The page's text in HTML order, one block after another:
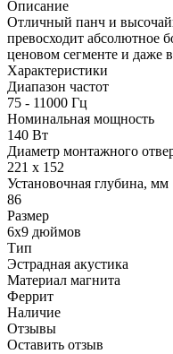
Описание
Отличный панч и
превосходит абсолютное
ценовом сегменте и даже
Характеристики
Диапазон частот
75 - 11000 Гц
Номинальная мощность
140 Вт
Диаметр монтажного
221 x 152
Установочная глубина, мм
86
Размер
6x9 дюймов
Тип
Эстрадная акустика
Материал магнита
Феррит
Наличие
Отзывы
Оставить отзыв